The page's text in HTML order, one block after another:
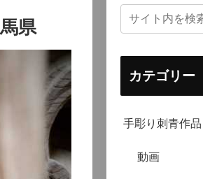
県
カテゴリー
手彫り刺青作品
動画